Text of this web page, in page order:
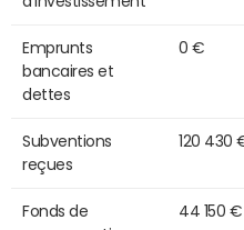
Emprunts
bancaires et
dettes
0 €
Subventions
reçues
120 430
Fonds de
44 150 €